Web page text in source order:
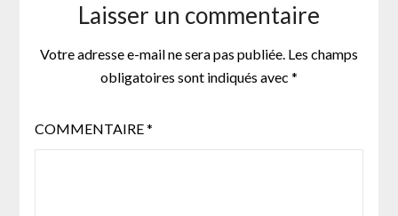
Laisser un commentaire
Votre adresse e-mail ne sera pas publiée. Les champs
obligatoires sont indiqués avec *
COMMENTAIRE*